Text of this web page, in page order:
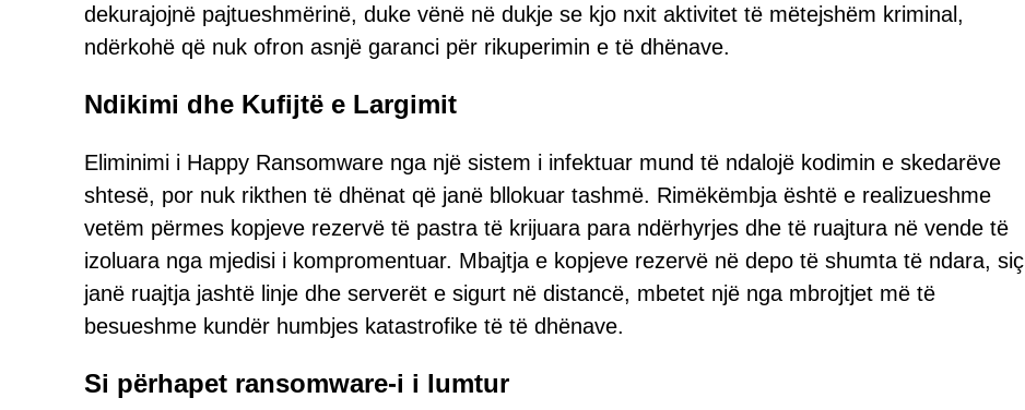
dekurajojnë pajtueshmërinë, duke vënë në dukje se kjo nxit aktivitet të mëtejshëm kriminal,
ndërkohë që nuk ofron asnjë garanci për rikuperimin e të dhënave.
Ndikimi dhe Kufijtë e Largimit
Eliminimi i Happy Ransomware nga një sistem i infektuar mund të ndalojë kodimin e skedarëve
shtesë, por nuk rikthen të dhënat që janë bllokuar tashmë. Rimëkëmbja është e realizueshme
vetëm përmes kopjeve rezervë të pastra të krijuara para ndërhyrjes dhe të ruajtura në vende të
izoluara nga mjedisi i kompromentuar. Mbajtja e kopjeve rezervë në depo të shumta të ndara, siç
janë ruajtja jashtë linje dhe serverët e sigurt në distancë, mbetet një nga mbrojtjet më të
besueshme kundër humbjes katastrofike të të dhënave.
Si përhapet ransomware-i i lumtur